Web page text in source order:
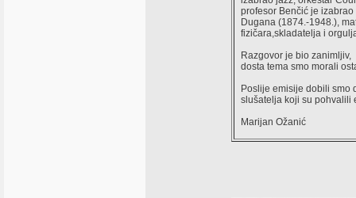
profesor Benčić je
Dugana (1874.-1948.),
fizičara,skladatelja i
Razgovor je bio
dosta tema smo morali
Poslije emisije dobili smo
slušatelja koji su pohvalili
Marijan Ožanić